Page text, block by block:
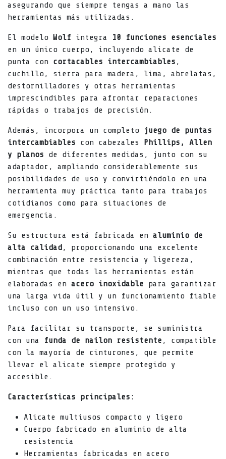
asegurando que siempre tengas a mano las
herramientas más utilizadas.
El modelo Wolf integra
10 funciones esenciales
en un único cuerpo, incluyendo alicate de
punta con cortacables intercambiables ,
cuchillo, sierra para madera, lima, abrelatas,
destornilladores y otras herramientas
imprescindibles para afrontar reparaciones
rápidas o trabajos de precisión.
Además, incorpora un completo
juego de puntas
intercambiables con cabezales
Phillips, Allen
y planos de diferentes medidas, junto con su
adaptador, ampliando considerablemente sus
posibilidades de uso y convirtiéndolo en una
herramienta muy práctica tanto para trabajos
cotidianos como para situaciones de
emergencia.
Su estructura está fabricada en aluminio de
alta calidad, proporcionando una excelente
combinación entre resistencia y ligereza,
mientras que todas las herramientas están
elaboradas en acero inoxidable para garantizar
una larga vida útil y un funcionamiento fiable
incluso con un uso intensivo.
Para facilitar su transporte, se suministra
con una
funda de nailon resistente , compatible
con la mayoría de cinturones, que permite
llevar el alicate siempre protegido y
accesible.
Características principales:
Alicate multiusos compacto y ligero
Cuerpo fabricado en aluminio de alta
resistencia
Herramientas fabricadas en acero